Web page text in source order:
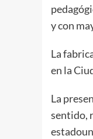
y con
La
en la
La
sentido,